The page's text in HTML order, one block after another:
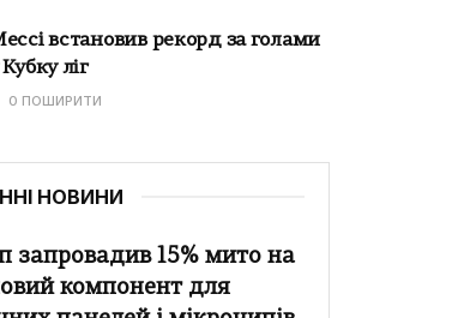
встановив рекорд за голами
Кубку ліг
0 ПОШИРИТИ
НОВИНИ
запровадив 15% мито на
компонент для